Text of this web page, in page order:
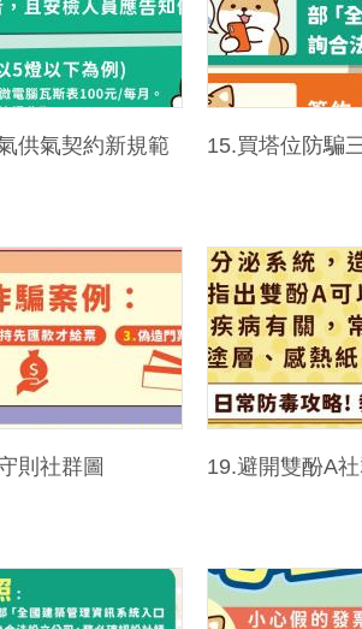
供氣契約新規範 15.買塔位防騙
則社群圖 19.避開雙酚A社